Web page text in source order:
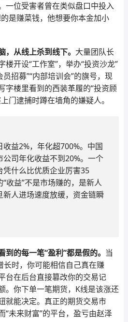
一位受害者曾在类似盘口中投入
是赚菜钱，他想要你本金加小
，从线上杀到线下。 大量团队长
开设“工作室”，举办“投资沙龙”
员招募”“内部培训会”的旗号，现
字楼里看到的西装革履的“投资顾
门逮捕时蹲在墙角的嫌疑人。
收益2%，年化超700%。中国
公司年化收益不到20%。一个
凭什么比优质企业厉害35
收益”不是市场赚的，是新人
新人进场速度放缓，资金链瞬
的每一笔“盈利”都是假的。 当
长时，你可能相信自己真在赚
在后台直接篡改你的交易记
。你下单一笔期货，K线是该涨还
就能决定。真正的期货交易市
“未来财富”的平台，盈亏由赵泽